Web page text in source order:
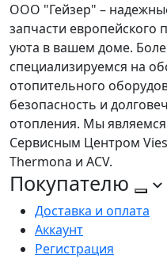
ООО "Гейзер" –
запчасти европейского
уюта в вашем доме.
специализируемся на
отопительного
безопасность и
отопления. Мы
Сервисным Центром
Thermona и ACV.
Покупателю
Доставка и оплата
Аккаунт
Регистрация